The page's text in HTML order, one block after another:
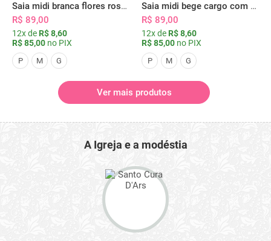
Saia midi branca flores rosas com bolsos
R$ 89,00
12x de R$ 8,60
R$ 85,00 no PIX
P M G
Saia midi bege cargo com bolsos
R$ 89,00
12x de R$ 8,60
R$ 85,00 no PIX
P M G
Ver mais produtos
A Igreja e a modéstia